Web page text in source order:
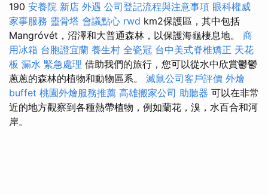
190 安養院 新店 外遇 公司登記流程與注意事項 眼科權威
家事服務 靈骨塔 會議點心 rwd km2保護區，其中包括
Mangróvét，沼澤和大普通森林，以保護海龜棲息地。 商
用冰箱 台胞證宜蘭 養生村 全瓷冠 台中美式脊椎矯正 天花
板 漏水 緊急處理 借助我們的旅行，您可以從水中欣賞鬱鬱
蔥蔥的森林的植物和動物區系。 滅鼠公司客戶評價 外燴
buffet 桃園外燴服務推薦 高雄搬家公司 助聽器 可以在非常
近的地方觀察到各種熱帶植物，例如蘭花，溴，水百合和河
岸。